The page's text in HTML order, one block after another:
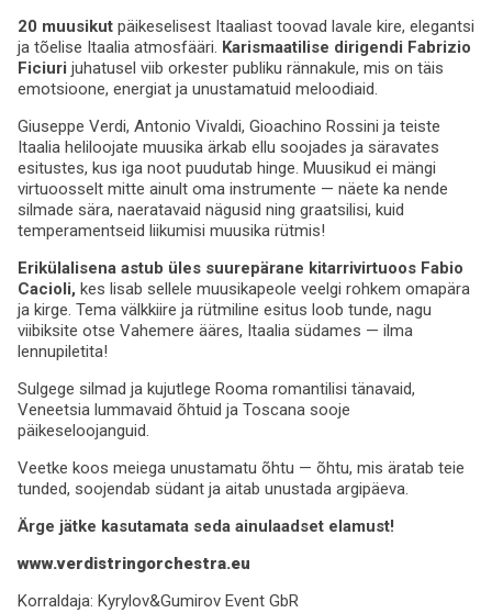
20 muusikut päikeselisest Itaaliast toovad lavale kire, elegantsi
ja tõelise Itaalia atmosfääri. Karismaatilise dirigendi Fabrizio
Ficiuri juhatusel viib orkester publiku rännakule, mis on täis
emotsioone, energiat ja unustamatuid meloodiaid.
Giuseppe Verdi, Antonio Vivaldi, Gioachino Rossini ja teiste
Itaalia heliloojate muusika ärkab ellu soojades ja säravates
esitustes, kus iga noot puudutab hinge. Muusikud ei mängi
virtuoosselt mitte ainult oma instrumente — näete ka nende
silmade sära, naeratavaid nägusid ning graatsilisi, kuid
temperamentseid liikumisi muusika rütmis!
Erikülalisena astub üles suurepärane kitarrivirtuoos Fabio
Cacioli, kes lisab sellele muusikapeole veelgi rohkem omapära
ja kirge. Tema välkkiire ja rütmiline esitus loob tunde, nagu
viibiksite otse Vahemere ääres, Itaalia südames — ilma
lennupiletita!
Sulgege silmad ja kujutlege Rooma romantilisi tänavaid,
Veneetsia lummavaid õhtuid ja Toscana sooje
päikeseloojanguid.
Veetke koos meiega unustamatu õhtu — õhtu, mis äratab teie
tunded, soojendab südant ja aitab unustada argipäeva.
Ärge jätke kasutamata seda ainulaadset elamust!
www.verdistringorchestra.eu
Korraldaja: Kyrylov&Gumirov Event GbR